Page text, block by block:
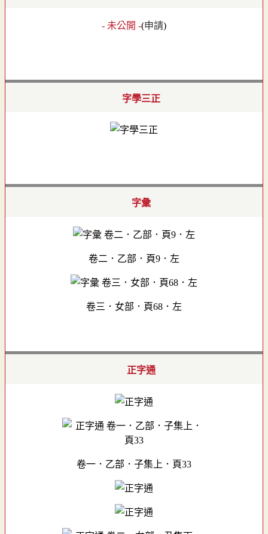
- 未公開 -(申請)
字學三正
字彙
卷二．乙部．頁9．左
卷三．女部．頁68．左
正字通
卷一．乙部．子集上．頁33